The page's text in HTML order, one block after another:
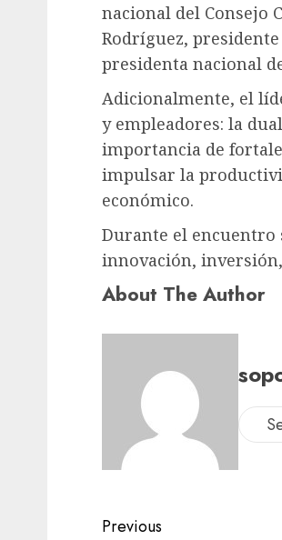
nacional del Consejo
Rodríguez,
presidenta nacional
Adicionalmente, el
y empleadores: la
importancia de
impulsar la
económico.
Durante el encuentro
innovación,
About The Author
Previous